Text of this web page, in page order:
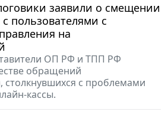
заявили о смещении
пользователями с
на
ОП РФ и ТПП РФ
обращений
столкнувшихся с проблемами
кассы.